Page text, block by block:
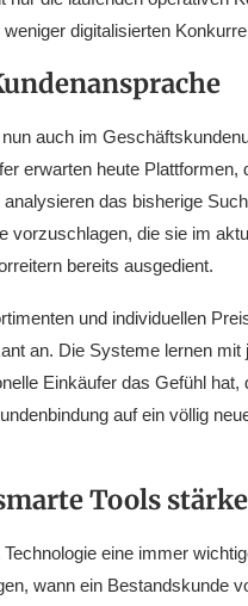
digitalisierten
auch im
erwarten heute Plattformen,
das bisherige
vorzuschlagen, die sie im
bereits ausgedient.
und individuellen
an. Die Systeme lernen
Einkäufer das Gefühl
auf ein völlig
Tools
eine immer
wann ein Bestandskunde